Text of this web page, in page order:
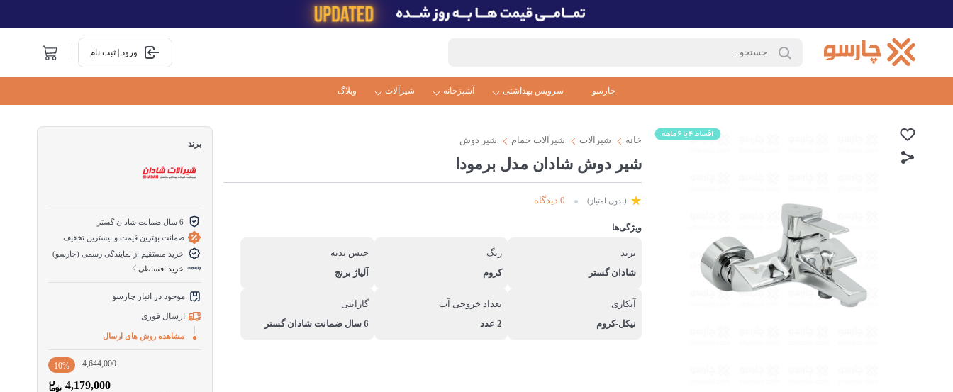
ورود | ثبت نام
چارسو سرویس بهداشتی آشپزخانه شیرآلات وبلاگ
خانه شیرآلات شیرآلات حمام شیر دوش
شیر دوش شادان مدل برمودا
(بدون امتیاز) 0 دیدگاه
ویژگی‌ها
برند
شادان گستر
رنگ
کروم
جنس بدنه
آلیاژ برنج
آبکاری
نیکل-کروم
تعداد خروجی آب
2 عدد
گارانتی
6 سال ضمانت شادان گستر
برند
6 سال ضمانت شادان گستر
ضمانت بهترین قیمت و بیشترین تخفیف
خرید مستقیم از نمایندگی رسمی (چارسو)
خرید اقساطی
موجود در انبار چارسو
ارسال فوری
مشاهده روش های ارسال
10% 4,644,000
قیمت
4,179,000
قیمت